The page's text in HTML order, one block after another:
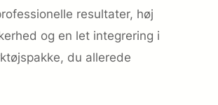
resultater, høj
og en let integrering i
du allerede